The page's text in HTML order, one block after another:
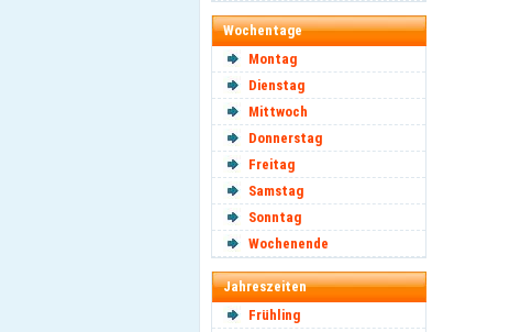
Wochentage
Montag
Dienstag
Mittwoch
Donnerstag
Freitag
Samstag
Sonntag
Wochenende
Jahreszeiten
Frühling